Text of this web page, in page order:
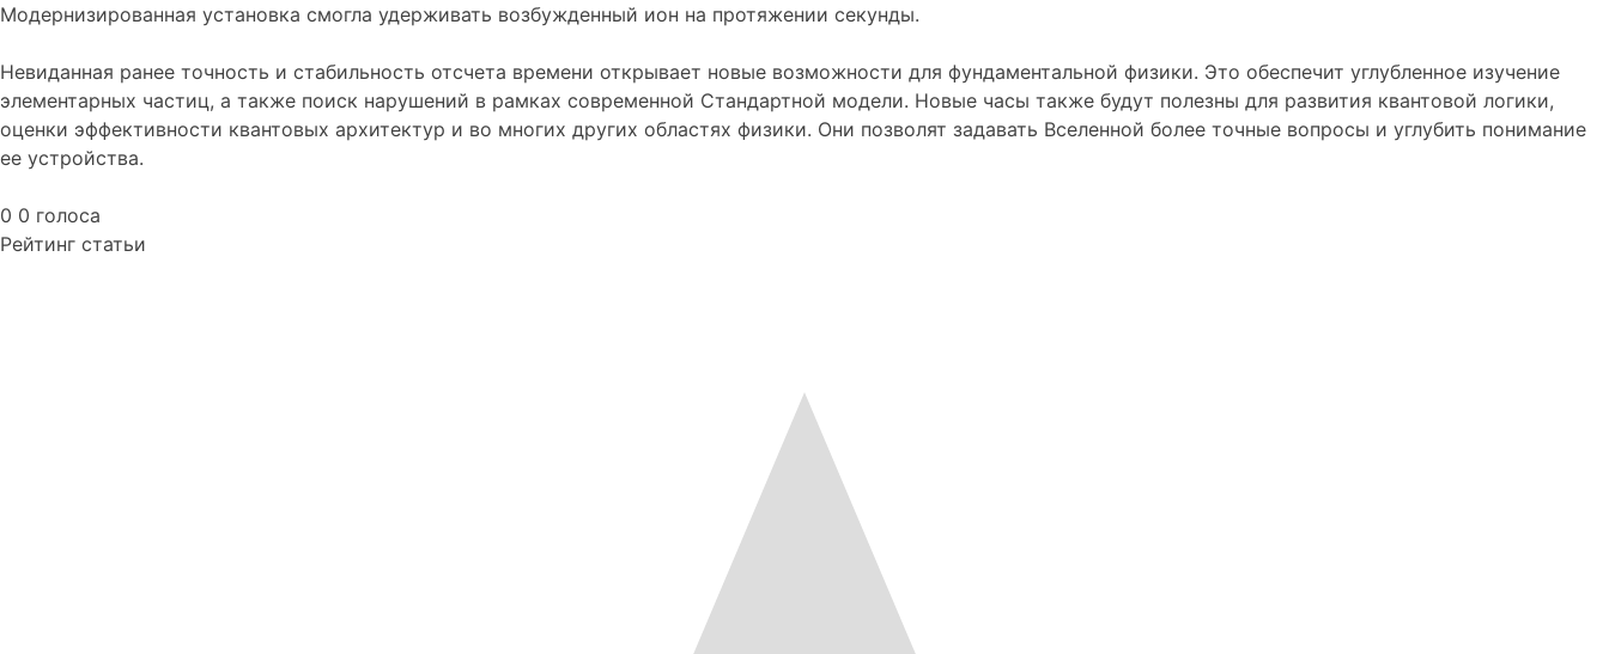
Модернизированная установка смогла удерживать возбужденный ион на протяжении секунды.
Невиданная ранее точность и стабильность отсчета времени открывает новые возможности для фундаментальной физики. Это обеспечит углубленное изучение
элементарных частиц, а также поиск нарушений в рамках современной Стандартной модели. Новые часы также будут полезны для развития квантовой логики,
оценки эффективности квантовых архитектур и во многих других областях физики. Они позволят задавать Вселенной более точные вопросы и углубить понимание
ее устройства.
0 0 голоса
Рейтинг статьи